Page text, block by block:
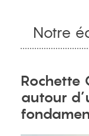
Notre
Rochette
autour